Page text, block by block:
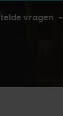
vragen